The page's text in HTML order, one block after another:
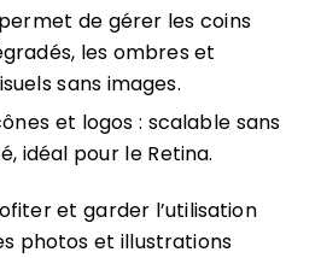
de gérer les coins
les ombres et
sans images.
et logos : scalable sans
idéal pour le Retina.
et garder l’utilisation
photos et illustrations